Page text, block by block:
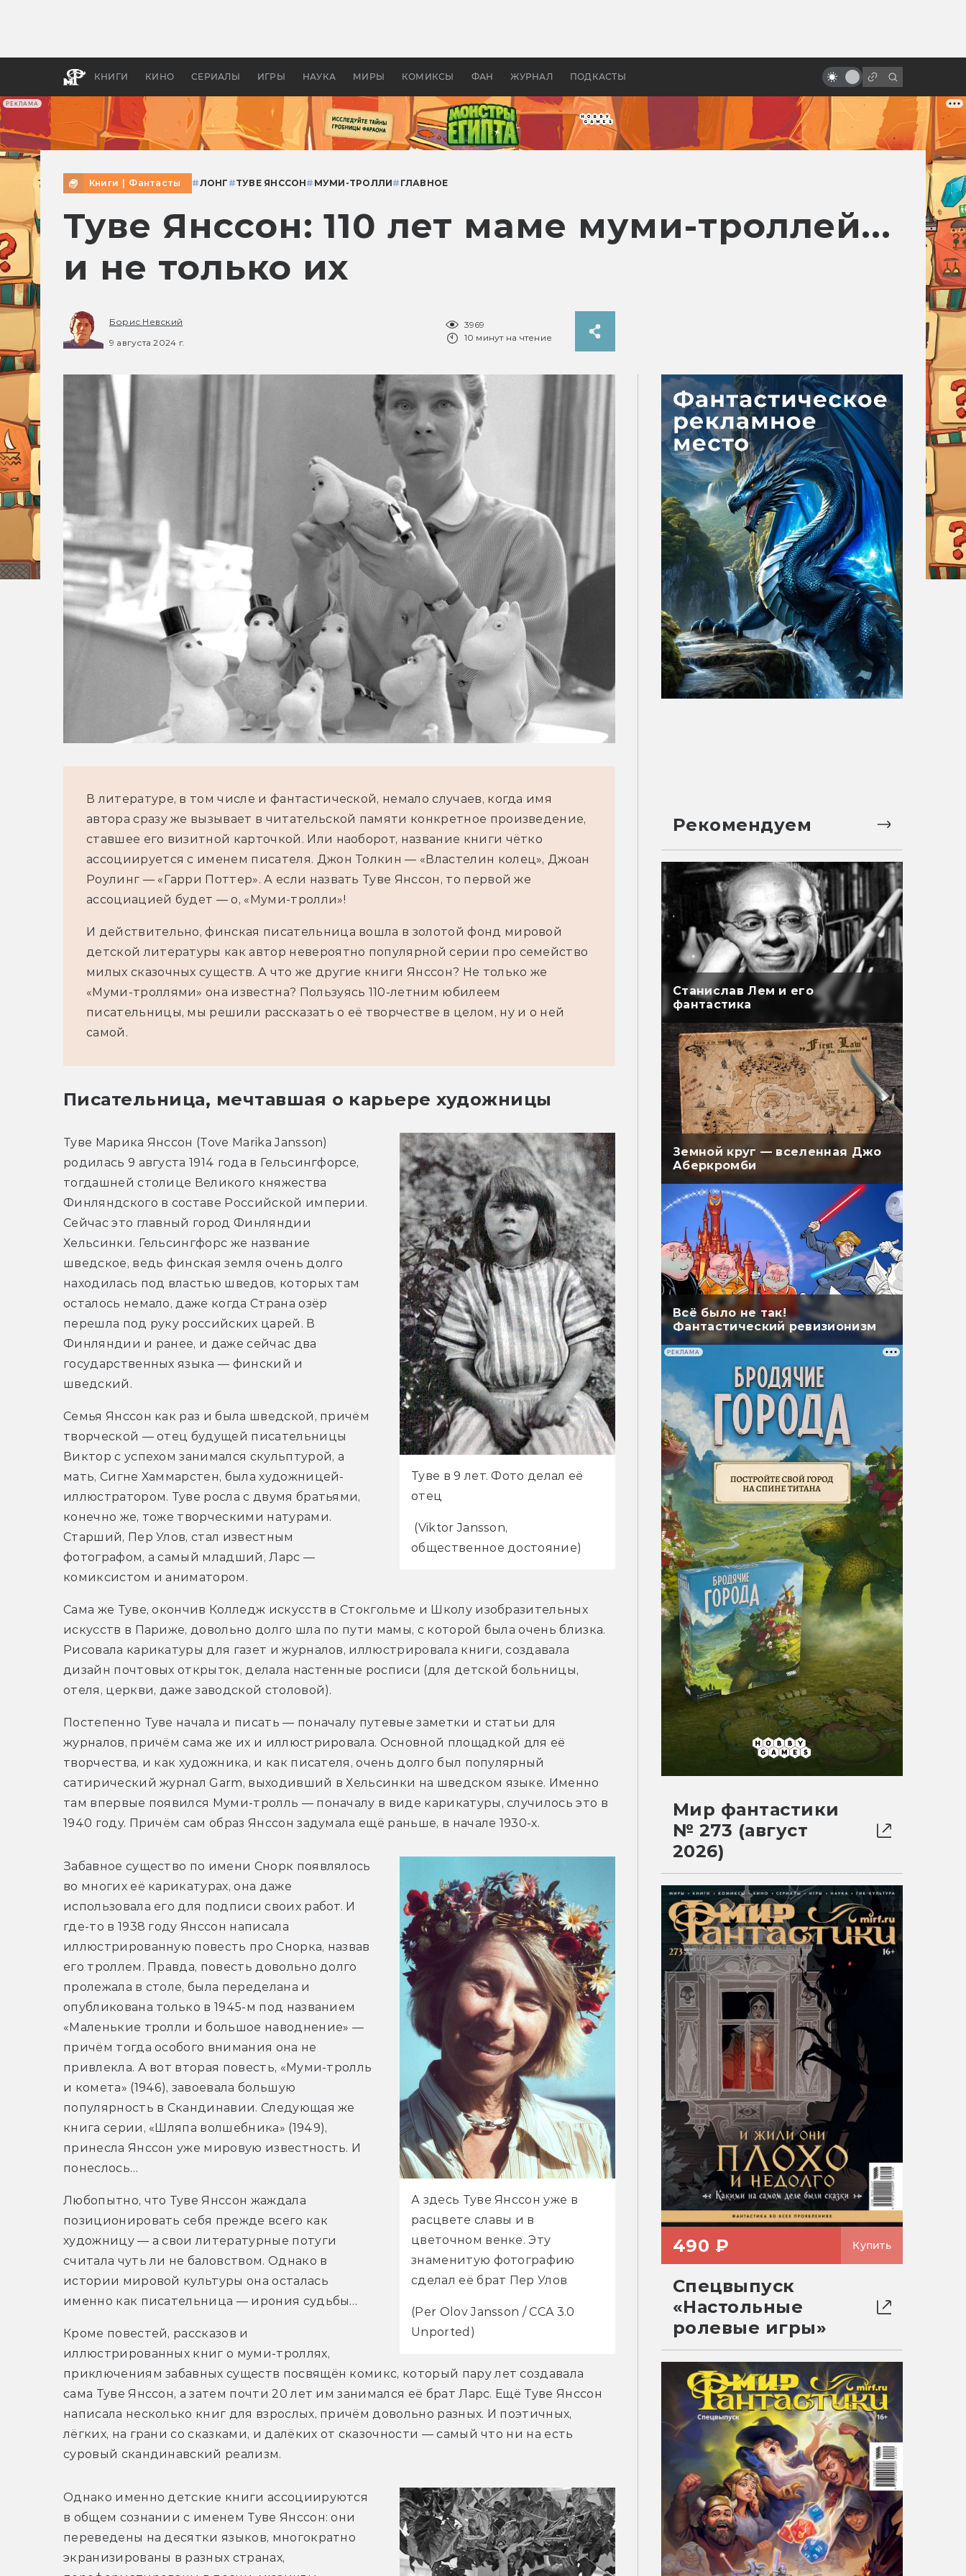
РЕКЛАМА
КНИГИ КИНО СЕРИАЛЫ ИГРЫ НАУКА МИРЫ КОМИКСЫ ФАН ЖУРНАЛ ПОДКАСТЫ
бы «Властелина колец»
Древней Грецией
Мышкин в Зоне Посещения
Книги Фантасты #ЛОНГ #ТУВЕ ЯНССОН# МУМИ-ТРОЛЛИ# ГЛАВНОЕ
Туве Янссон: 110 лет маме муми-троллей...
и не только их
Борис Невский
9 августа 2024 г.
3969
10 минут на чтение
В литературе, в том числе и фантастической, немало случаев, когда имя
автора сразу же вызывает в читательской памяти конкретное произведение,
ставшее его визитной карточкой. Или наоборот, название книги чётко
ассоциируется с именем писателя. Джон Толкин — «Властелин колец», Джоан
Роулинг — «Гарри Поттер». А если назвать Туве Янссон, то первой же
ассоциацией будет — о, «Муми-тролли»!
И действительно, финская писательница вошла в золотой фонд мировой
детской литературы как автор невероятно популярной серии про семейство
милых сказочных существ. А что же другие книги Янссон? Не только же
«Муми-троллями» она известна? Пользуясь 110-летним юбилеем
писательницы, мы решили рассказать о её творчестве в целом, ну и о ней
самой.
Писательница, мечтавшая о карьере художницы
Туве в 9 лет. Фото делал её
отец
(Viktor Jansson,
общественное достояние)
Туве Марика Янссон (Tove Marika Jansson)
родилась 9 августа 1914 года в Гельсингфорсе,
тогдашней столице Великого княжества
Финляндского в составе Российской империи.
Сейчас это главный город Финляндии
Хельсинки. Гельсингфорс же название
шведское, ведь финская земля очень долго
находилась под властью шведов, которых там
осталось немало, даже когда Страна озёр
перешла под руку российских царей. В
Финляндии и ранее, и даже сейчас два
государственных языка — финский и
шведский.
Семья Янссон как раз и была шведской, причём
творческой — отец будущей писательницы
Виктор с успехом занимался скульптурой, а
мать, Сигне Хаммарстен, была художницей-
иллюстратором. Туве росла с двумя братьями,
конечно же, тоже творческими натурами.
Старший, Пер Улов, стал известным
фотографом, а самый младший, Ларс —
комиксистом и аниматором.
Сама же Туве, окончив Колледж искусств в Стокгольме и Школу изобразительных
искусств в Париже, довольно долго шла по пути мамы, с которой была очень близка.
Рисовала карикатуры для газет и журналов, иллюстрировала книги, создавала
дизайн почтовых открыток, делала настенные росписи (для детской больницы,
отеля, церкви, даже заводской столовой).
Постепенно Туве начала и писать — поначалу путевые заметки и статьи для
журналов, причём сама же их и иллюстрировала. Основной площадкой для её
творчества, и как художника, и как писателя, очень долго был популярный
сатирический журнал Garm, выходивший в Хельсинки на шведском языке. Именно
там впервые появился Муми-тролль — поначалу в виде карикатуры, случилось это в
1940 году. Причём сам образ Янссон задумала ещё раньше, в начале 1930-х.
А здесь Туве Янссон уже в
расцвете славы и в
цветочном венке. Эту
знаменитую фотографию
сделал её брат Пер Улов
(Per Olov Jansson / CCA 3.0
Unported)
Забавное существо по имени Снорк появлялось
во многих её карикатурах, она даже
использовала его для подписи своих работ. И
где-то в 1938 году Янссон написала
иллюстрированную повесть про Снорка, назвав
его троллем. Правда, повесть довольно долго
пролежала в столе, была переделана и
опубликована только в 1945-м под названием
«Маленькие тролли и большое наводнение» —
причём тогда особого внимания она не
привлекла. А вот вторая повесть, «Муми-тролль
и комета» (1946), завоевала большую
популярность в Скандинавии. Следующая же
книга серии, «Шляпа волшебника» (1949),
принесла Янссон уже мировую известность. И
понеслось…
Любопытно, что Туве Янссон жаждала
позиционировать себя прежде всего как
художницу — а свои литературные потуги
считала чуть ли не баловством. Однако в
истории мировой культуры она осталась
именно как писательница — ирония судьбы…
Кроме повестей, рассказов и
иллюстрированных книг о муми-троллях,
приключениям забавных существ посвящён комикс, который пару лет создавала
сама Туве Янссон, а затем почти 20 лет им занимался её брат Ларс. Ещё Туве Янссон
написала несколько книг для взрослых, причём довольно разных. И поэтичных,
лёгких, на грани со сказками, и далёких от сказочности — самый что ни на есть
суровый скандинавский реализм.
Однако именно детские книги ассоциируются
в общем сознании с именем Туве Янссон: они
переведены на десятки языков, многократно
экранизированы в разных странах,
Рекомендуем
Станислав Лем и его
фантастика
Земной круг — вселенная Джо
Аберкромби
Всё было не так!
Фантастический ревизионизм
РЕКЛАМА
Мир фантастики
№ 273 (август
2026)
490 ₽ Купить
Спецвыпуск
«Настольные
ролевые игры»